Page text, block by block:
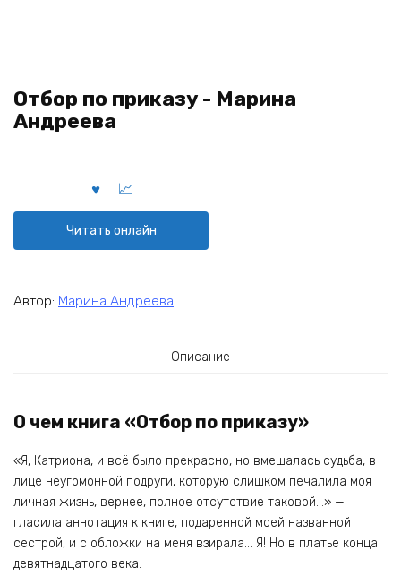
Отбор по приказу - Марина
Андреева
Читать онлайн
Автор: Марина Андреева
Описание
О чем книга «Отбор по приказу»
«Я, Катриона, и всё было прекрасно, но вмешалась судьба, в
лице неугомонной подруги, которую слишком печалила моя
личная жизнь, вернее, полное отсутствие таковой…» —
гласила аннотация к книге, подаренной моей названной
сестрой, и с обложки на меня взирала… Я! Но в платье конца
девятнадцатого века.